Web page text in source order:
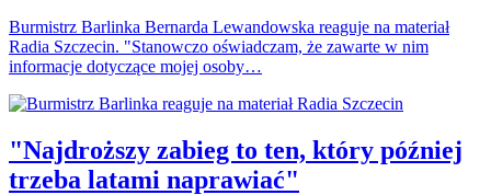
Burmistrz Barlinka Bernarda Lewandowska reaguje na materiał
Radia Szczecin. "Stanowczo oświadczam, że zawarte w nim
informacje dotyczące mojej osoby…
"Najdroższy zabieg to ten, który później
trzeba latami naprawiać"